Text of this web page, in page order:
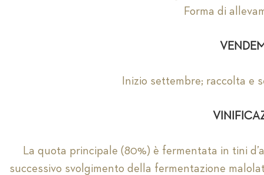
Forma di
Inizio settembre; raccolta e
La quota principale (80%) è fermentata in tini
successivo svolgimento della fermentazione